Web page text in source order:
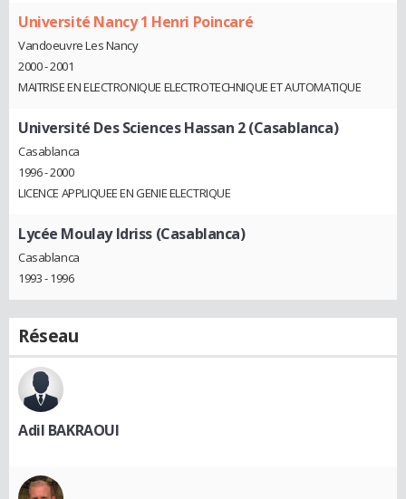
Université Nancy 1 Henri Poincaré
Vandoeuvre Les Nancy
2000 - 2001
MAITRISE EN ELECTRONIQUE ELECTROTECHNIQUE ET AUTOMATIQUE
Université Des Sciences Hassan 2 (Casablanca)
Casablanca
1996 - 2000
LICENCE APPLIQUEE EN GENIE ELECTRIQUE
Lycée Moulay Idriss (Casablanca)
Casablanca
1993 - 1996
Réseau
Adil BAKRAOUI